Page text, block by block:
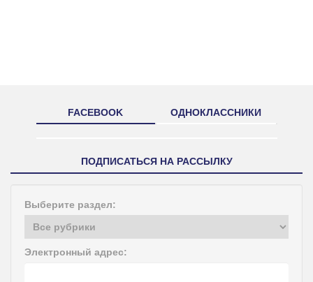
FACEBOOK ОДНОКЛАССНИКИ
ПОДПИСАТЬСЯ НА РАССЫЛКУ
Выберите раздел:
Электронный адрес: